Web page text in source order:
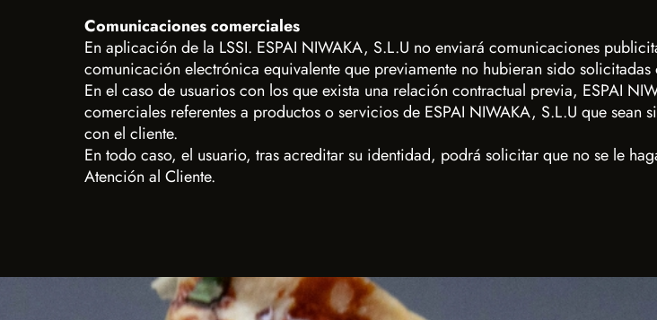
Comunicaciones comerciales
En aplicación de la LSSI. ESPAI NIWAKA, S.L.U no enviará comunicaciones
comunicación electrónica equivalente que previamente no hubieran sido
En el caso de usuarios con los que exista una relación contractual previa, ESPAI
comerciales referentes a productos o servicios de ESPAI NIWAKA, S.L.U que
con el cliente.
En todo caso, el usuario, tras acreditar su identidad, podrá solicitar que no se le
Atención al Cliente.